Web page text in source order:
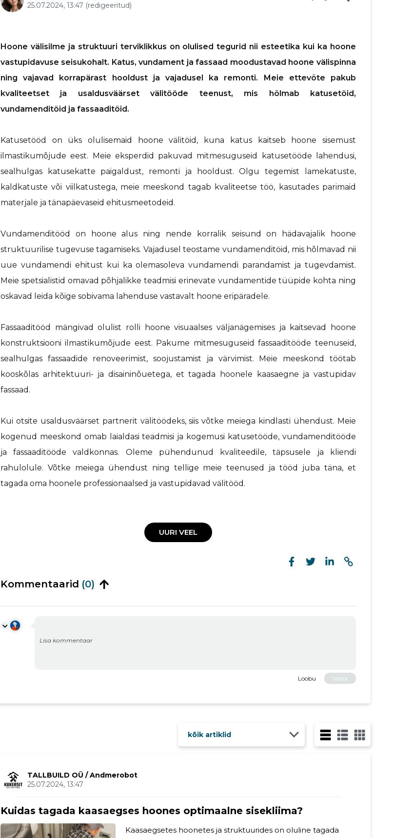
25.07.2024, 13:47 (redigeeritud)
Hoone välisilme ja struktuuri terviklikkus on olulised tegurid nii esteetika kui ka hoone
vastupidavuse seisukohalt. Katus, vundament ja fassaad moodustavad hoone välispinna
ning vajavad korrapärast hooldust ja vajadusel ka remonti. Meie ettevõte pakub
kvaliteetset ja usaldusväärset välitööde teenust, mis hõlmab katusetöid,
vundamenditöid ja fassaaditöid.
Katusetööd on üks olulisemaid hoone välitöid, kuna katus kaitseb hoone sisemust
ilmastikumõjude eest. Meie eksperdid pakuvad mitmesuguseid katusetööde lahendusi,
sealhulgas katusekatte paigaldust, remonti ja hooldust. Olgu tegemist lamekatuste,
kaldkatuste või viilkatustega, meie meeskond tagab kvaliteetse töö, kasutades parimaid
materjale ja tänapäevaseid ehitusmeetodeid.
Vundamenditööd on hoone alus ning nende korralik seisund on hädavajalik hoone
struktuurilise tugevuse tagamiseks. Vajadusel teostame vundamenditöid, mis hõlmavad nii
uue vundamendi ehitust kui ka olemasoleva vundamendi parandamist ja tugevdamist.
Meie spetsialistid omavad põhjalikke teadmisi erinevate vundamentide tüüpide kohta ning
oskavad leida kõige sobivama lahenduse vastavalt hoone eripäradele.
Fassaaditööd mängivad olulist rolli hoone visuaalses väljanägemises ja kaitsevad hoone
konstruktsiooni ilmastikumõjude eest. Pakume mitmesuguseid fassaaditööde teenuseid,
sealhulgas fassaadide renoveerimist, soojustamist ja värvimist. Meie meeskond töötab
kooskõlas arhitektuuri- ja disaininõuetega, et tagada hoonele kaasaegne ja vastupidav
fassaad.
Kui otsite usaldusväärset partnerit välitöödeks, siis võtke meiega kindlasti ühendust. Meie
kogenud meeskond omab laialdasi teadmisi ja kogemusi katusetööde, vundamenditööde
ja fassaaditööde valdkonnas. Oleme pühendunud kvaliteedile, täpsusele ja kliendi
rahulolule. Võtke meiega ühendust ning tellige meie teenused ja tööd juba täna, et
tagada oma hoonele professionaalsed ja vastupidavad välitööd.
UURI VEEL
Kommentaarid (0)
Loobu Vasta
kõik artiklid
TALLBUILD OÜ / Andmerobot
25.07.2024, 13:47
Kuidas tagada kaasaegses hoones optimaalne sisekliima?
Kaasaegsetes hoonetes ja struktuurides on oluline tagada